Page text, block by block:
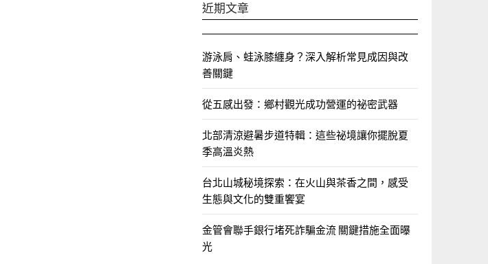
近期文章
游泳肩、蛙泳膝纏身？深入解析常見成因與改
善關鍵
從五感出發：鄉村觀光成功營運的祕密武器
北部清涼避暑步道特輯：這些祕境讓你擺脫夏
季高溫炎熱
台北山城秘境探索：在火山與茶香之間，感受
生態與文化的雙重饗宴
金管會聯手銀行堵死詐騙金流 關鍵措施全面曝
光